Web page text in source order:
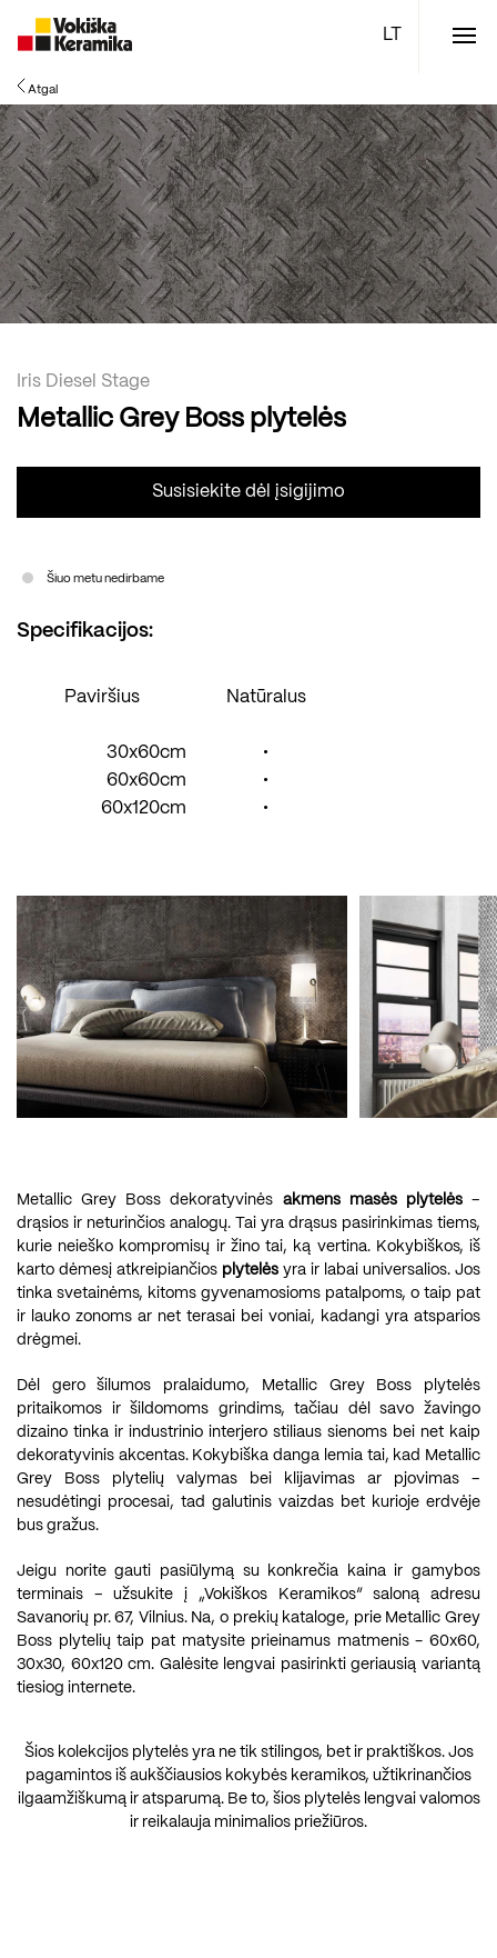
Atgal
Iris Diesel Stage
Metallic Grey Boss plytelės
Susisiekite dėl įsigijimo
Šiuo metu nedirbame
Specifikacijos:
Paviršius Natūralus
30x60cm
•
60x60cm
•
60x120cm
•
Metallic Grey Boss dekoratyvinės akmens masės plytelės–
drąsios ir neturinčios analogų. Tai yra drąsus pasirinkimas tiems,
kurie neieško kompromisų ir žino tai, ką vertina. Kokybiškos, iš
karto dėmesį atkreipiančios plytelės yra ir labai universalios. Jos
tinka svetainėms, kitoms gyvenamosioms patalpoms, o taip pat
ir lauko zonoms ar net terasai bei voniai, kadangi yra atsparios
drėgmei.
Dėl gero šilumos pralaidumo, Metallic Grey Boss plytelės
pritaikomos ir šildomoms grindims, tačiau dėl savo žavingo
dizaino tinka ir industrinio interjero stiliaus sienoms bei net kaip
dekoratyvinis akcentas. Kokybiška danga lemia tai, kad Metallic
Grey Boss plytelių valymas bei klijavimas ar pjovimas –
nesudėtingi procesai, tad galutinis vaizdas bet kurioje erdvėje
bus gražus.
Jeigu norite gauti pasiūlymą su konkrečia kaina ir gamybos
terminais – užsukite į „Vokiškos Keramikos“ saloną adresu
Savanorių pr. 67, Vilnius. Na, o prekių kataloge, prie Metallic Grey
Boss plytelių taip pat matysite prieinamus matmenis - 60x60,
30x30, 60x120 cm. Galėsite lengvai pasirinkti geriausią variantą
tiesiog internete.
Šios kolekcijos plytelės yra ne tik stilingos, bet ir praktiškos. Jos
pagamintos iš aukščiausios kokybės keramikos, užtikrinančios
ilgaamžiškumą ir atsparumą. Be to, šios plytelės lengvai valomos
ir reikalauja minimalios priežiūros.
Meniu
Plytelės
Vonios kambario įranga
Boen parketlentės
Specialūs pasiūlymai TOP